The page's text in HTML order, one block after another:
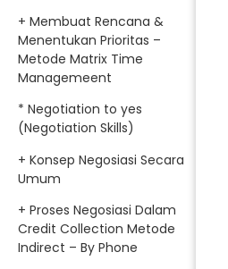
+ Membuat Rencana &
Menentukan Prioritas –
Metode Matrix Time
Managemeent
* Negotiation to yes
(Negotiation Skills)
+ Konsep Negosiasi Secara
Umum
+ Proses Negosiasi Dalam
Credit Collection Metode
Indirect – By Phone